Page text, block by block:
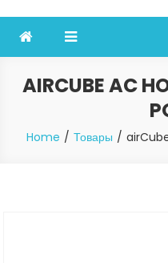
AIRCUBE AC
Home Товары